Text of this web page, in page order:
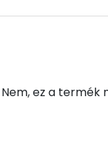
Nem, ez a termék